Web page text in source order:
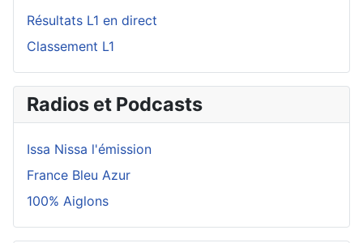
Résultats L1 en direct
Classement L1
Radios et Podcasts
Issa Nissa l'émission
France Bleu Azur
100% Aiglons